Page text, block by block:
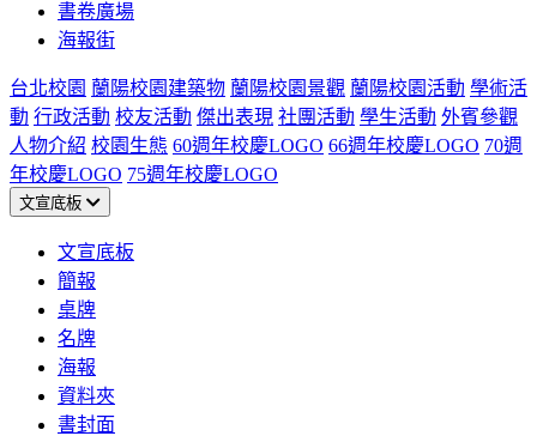
書卷廣場
海報街
台北校園 蘭陽校園建築物 蘭陽校園景觀 蘭陽校園活動 學術活
動 行政活動 校友活動 傑出表現 社團活動 學生活動 外賓參觀
人物介紹 校園生態 60週年校慶LOGO 66週年校慶LOGO 70週
年校慶LOGO 75週年校慶LOGO
文宣底板
文宣底板
簡報
桌牌
名牌
海報
資料夾
書封面